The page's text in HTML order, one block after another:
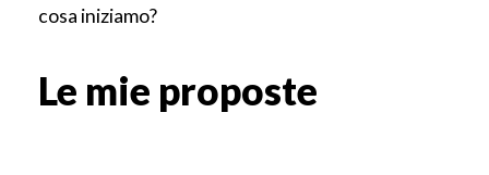
cosa iniziamo?
Le mie proposte